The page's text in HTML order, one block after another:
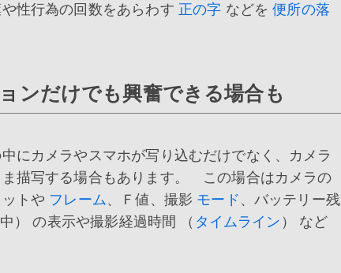
性行為の回数をあらわす 正の字 などを便所の落
ンだけでも興奮できる場合も
にカメラやスマホが写り込むだけでなく、カメラ
描写する場合もあります。 この場合はカメラの
トや フレーム、Ｆ値、撮影 モード 、バッテリー残
） の表示や撮影経過時間 （ タイムライン ） など